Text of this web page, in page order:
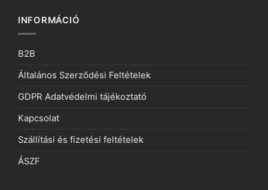
INFORMÁCIÓ
B2B
Általános Szerződési Feltételek
GDPR Adatvédelmi tájékoztató
Kapcsolat
Szállítási és fizetési feltételek
ÁSZF